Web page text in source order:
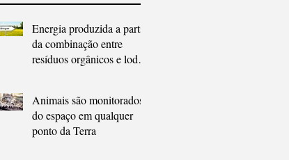
Energia produzida a partir
da combinação entre
resíduos orgânicos e lodo
Animais são monitorados
do espaço em qualquer
ponto da Terra